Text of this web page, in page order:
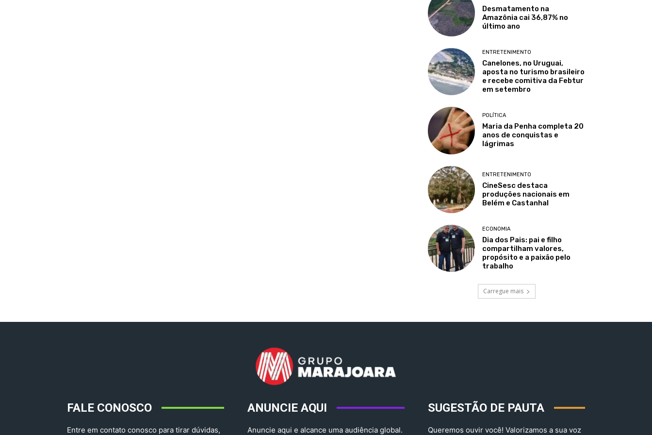
Desmatamento na
Amazônia cai 36,87% no
último ano
ENTRETENIMENTO
Canelones, no Uruguai,
aposta no turismo brasileiro
e recebe comitiva da Febtur
em setembro
POLÍTICA
Maria da Penha completa 20
anos de conquistas e
lágrimas
ENTRETENIMENTO
CineSesc destaca
produções nacionais em
Belém e Castanhal
ECONOMIA
Dia dos Pais: pai e filho
compartilham valores,
propósito e a paixão pelo
trabalho
Carregue mais
FALE CONOSCO
Entre em contato conosco para tirar dúvidas,
ANUNCIE AQUI
Anuncie aqui e alcance uma audiência global.
SUGESTÃO DE PAUTA
Queremos ouvir você! Valorizamos a sua voz